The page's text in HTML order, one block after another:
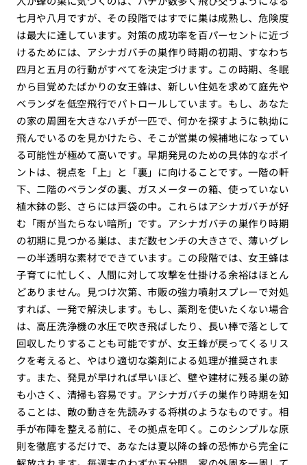
七月や八月ですが、その段階ではすでに巣は成熟し、危険度
は最大に達しています。対策の成功率を百パーセントに近づ
けるためには、アシナガバチの巣作り時期の初期、すなわち
四月と五月の行動がすべてを決定づけます。この時期、冬眠
から目覚めたばかりの女王蜂は、新しい住処を求めて庭先や
ベランダを低空飛行でパトロールしています。もし、あなた
の家の周囲を大きなハチが一匹で、何かを探すように執拗に
飛んでいるのを見かけたら、そこが営巣の候補地になってい
る可能性が極めて高いです。早期発見のための具体的なポイ
ントは、視点を「上」と「裏」に向けることです。一階の軒
下、二階のベランダの裏、ガスメーターの箱、使っていない
植木鉢の影、さらには戸袋の中。これらはアシナガバチが好
む「雨が当たらない暗所」です。アシナガバチの巣作り時期
の初期に見つかる巣は、まだ数センチの大きさで、薄いグレ
ーの半透明な素材でできています。この段階では、女王蜂は
子育てに忙しく、人間に対して攻撃を仕掛ける余裕はほとん
どありません。見つけ次第、市販の強力噴射スプレーで対処
すれば、一発で解決します。もし、薬剤を使いたくない場合
は、高圧洗浄機の水圧で吹き飛ばしたり、長い棒で落として
回収したりすることも可能ですが、女王蜂が戻ってくるリス
クを考えると、やはり適切な薬剤による処理が推奨されま
す。また、発見が早ければ早いほど、壁や建材に残る巣の跡
も小さく、清掃も容易です。アシナガバチの巣作り時期を知
ることは、敵の動きを先読みする将棋のようなものです。相
手が布陣を整える前に、その拠点を叩く。このシンプルな原
則を徹底するだけで、あなたは夏以降の蜂の恐怖から完全に